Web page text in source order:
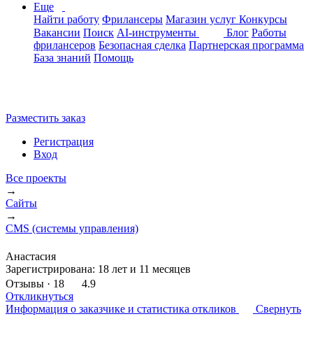
Еще
Найти работу Фрилансеры Магазин услуг Конкурсы
Вакансии Поиск AI-инструменты Блог Работы
фрилансеров Безопасная сделка Партнерская программа
База знаний Помощь
Разместить заказ
Регистрация
Вход
Все проекты
→
Сайты
→
CMS (системы управления)
Анастасия
Зарегистрирована: 18 лет и 11 месяцев
Отзывы · 18
4.9
Откликнуться
Информация о заказчике и статистика откликов Свернуть